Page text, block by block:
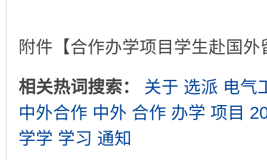
附件【合作办学项目学生赴国
相关热词搜索：
关于 选派 电气
中外合作 中外 合作 办学 项目
学学 学习 通知